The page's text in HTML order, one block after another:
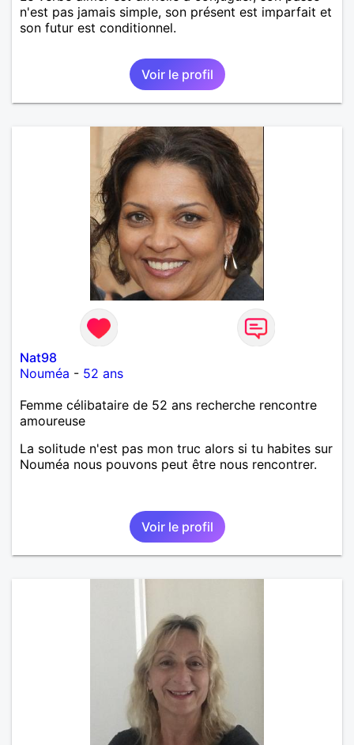
n'est pas jamais simple, son présent est imparfait et
son futur est conditionnel.
Voir le profil
Nat98
Nouméa - 52 ans
Femme célibataire de 52 ans recherche rencontre
amoureuse
La solitude n'est pas mon truc alors si tu habites sur
Nouméa nous pouvons peut être nous rencontrer.
Voir le profil